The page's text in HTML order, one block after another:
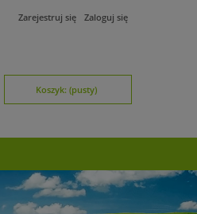
Zarejestruj się Zaloguj się
Koszyk: (pusty)